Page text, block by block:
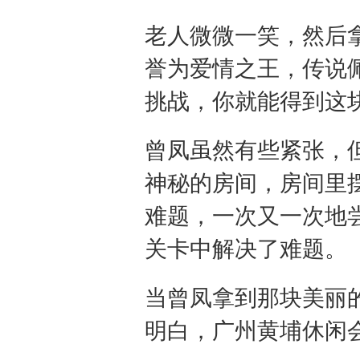
老人微微一笑，然后
誉为爱情之王，传说
挑战，你就能得到这
曾凤虽然有些紧张，
神秘的房间，房间里
难题，一次又一次地
关卡中解决了难题。
当曾凤拿到那块美丽
明白，广州黄埔休闲